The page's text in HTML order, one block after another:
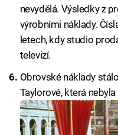
nevydělá. Výsledky z
výrobními náklady.
letech, kdy studio
televizí.
Obrovské náklady
Taylorové, která